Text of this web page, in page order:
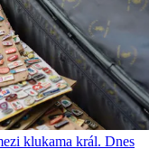
klukama král. Dnes